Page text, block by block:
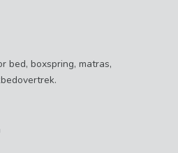
bed, boxspring, matras,